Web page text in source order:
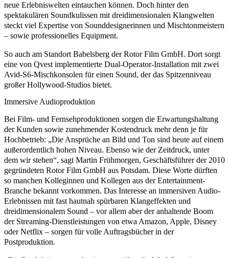
neue Erlebniswelten eintauchen können. Doch hinter den
spektakulären Soundkulissen mit dreidimensionalen Klangwelten
steckt viel Expertise von Sounddesignerinnen und Mischtonmeistern
– sowie professionelles Equipment.
So auch am Standort Babelsberg der Rotor Film GmbH. Dort sorgt
eine von Qvest implementierte Dual-Operator-Installation mit zwei
Avid-S6-Mischkonsolen für einen Sound, der das Spitzenniveau
großer Hollywood-Studios bietet.
Immersive Audioproduktion
Bei Film- und Fernsehproduktionen sorgen die Erwartungshaltung
der Kunden sowie zunehmender Kostendruck mehr denn je für
Hochbetrieb: „Die Ansprüche an Bild und Ton sind heute auf einem
außerordentlich hohen Niveau. Ebenso wie der Zeitdruck, unter
dem wir stehen“, sagt Martin Frühmorgen, Geschäftsführer der 2010
gegründeten Rotor Film GmbH aus Potsdam. Diese Worte dürften
so manchen Kolleginnen und Kollegen aus der Entertainment-
Branche bekannt vorkommen. Das Interesse an immersiven Audio-
Erlebnissen mit fast hautnah spürbaren Klangeffekten und
dreidimensionalem Sound – vor allem aber der anhaltende Boom
der Streaming-Dienstleistungen von etwa Amazon, Apple, Disney
oder Netflix – sorgen für volle Auftragsbücher in der
Postproduktion.